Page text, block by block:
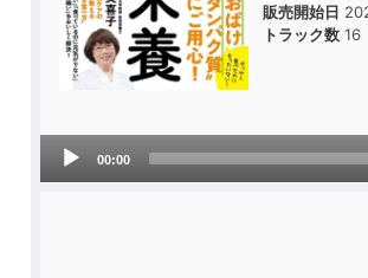
販売開始日
トラック数 16
Audio
Player
00:00